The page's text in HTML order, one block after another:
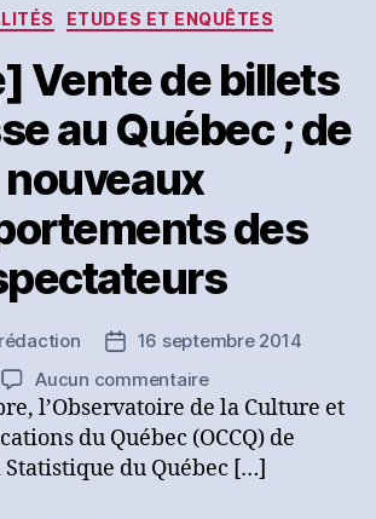
Catégories
ETUDES ET ENQUÊTES
Vente de billets
au Québec ; de
nouveaux
des
Date
l’article
16 septembre 2014
Aucun commentairesur
[Etude]
Vente
billets
l’Observatoire de la Culture et
du Québec (OCCQ) de
du Québec […]